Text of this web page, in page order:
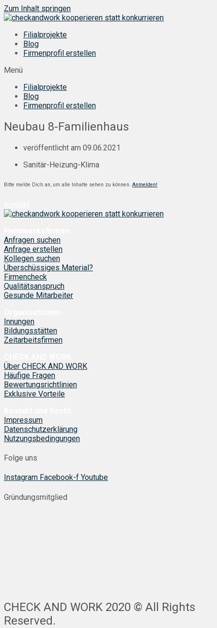
Zum Inhalt springen
Filialprojekte
Blog
Firmenprofil erstellen
Menü
Filialprojekte
Blog
Firmenprofil erstellen
Neubau 8-Familienhaus
veröffentlicht am 09.06.2021
Sanitär-Heizung-Klima
Bitte melde Dich an, um alle Inhalte sehen zu können. Anmelden!
Anfragen suchen
Anfrage erstellen
Kollegen suchen
Überschüssiges Material?
Firmencheck
Qualitätsanspruch
Gesunde Mitarbeiter
Innungen
Bildungsstätten
Zeitarbeitsfirmen
Über CHECK AND WORK
Häufige Fragen
Bewertungsrichtlinien
Exklusive Vorteile
Impressum
Datenschutzerklärung
Nutzungsbedingungen
Folge uns
Instagram Facebook-f Youtube
Gründungsmitglied
CHECK AND WORK 2020 © All Rights
Reserved.